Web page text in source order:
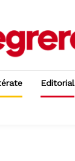
Editorial